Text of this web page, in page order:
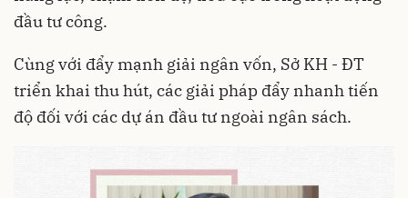
đầu tư công.
Cùng với đẩy mạnh giải ngân vốn, Sở KH - ĐT
triển khai thu hút, các giải pháp đẩy nhanh tiến
độ đối với các dự án đầu tư ngoài ngân sách.